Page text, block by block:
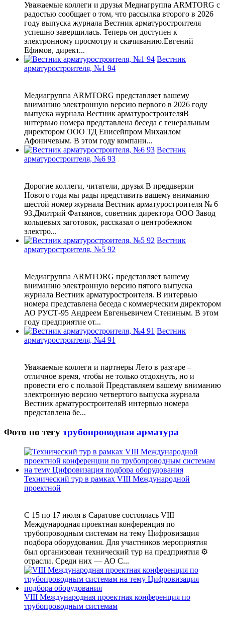
Уважаемые коллеги и друзья Медиагруппа ARMTORG с
радостью сообщает о том, что рассылка второго в 2026
году выпуска журнала Вестник арматуростроителя
успешно завершилась. Теперь он доступен к
электронному просмотру и скачиванию.Евгений
Ефимов, директ...
Вестник
арматуростроителя, №1 94
Медиагруппа ARMTORG представляет вашему
вниманию электронную версию первого в 2026 году
выпуска журнала Вестник арматуростроителяВ
интервью номера представлена беседа с генеральным
директором ООО ТД Енисейпром Михаилом
Афоничевым. В этом году компани...
Вестник
арматуростроителя, №6 93
Дорогие коллеги, читатели, друзья В преддверии
Нового года мы рады представить вашему вниманию
шестой номер журнала Вестник арматуростроителя № 6
93.Дмитрий Фатьянов, советник директора ООО Завод
кольцевых заготовок, рассказал о центробежном
электро...
Вестник
арматуростроителя, №5 92
Медиагруппа ARMTORG представляет вашему
вниманию электронную версию пятого выпуска
журнала Вестник арматуростроителя. В интервью
номера представлена беседа с коммерческим директором
АО РУСТ-95 Андреем Евгеньевичем Стениным. В этом
году предприятие от...
Вестник
арматуростроителя, №4 91
Уважаемые коллеги и партнеры Лето в разгаре –
отличное время, чтобы не только отдохнуть, но и
провести его с пользой Представляем вашему вниманию
электронную версию четвертого выпуска журнала
Вестник арматуростроителяВ интервью номера
представлена бе...
Фото по тегу трубопроводная арматура
Технический тур в рамках VIII Международной
проектной
С 15 по 17 июля в Саратове состоялась VIII
Международная проектная конференция по
трубопроводным системам на тему Цифровизация
подбора оборудования. Для участников мероприятия
был организован технический тур на предприятия ⚙
отрасли. Среди них — АО С...
VIII Международная проектная конференция по
трубопроводным системам